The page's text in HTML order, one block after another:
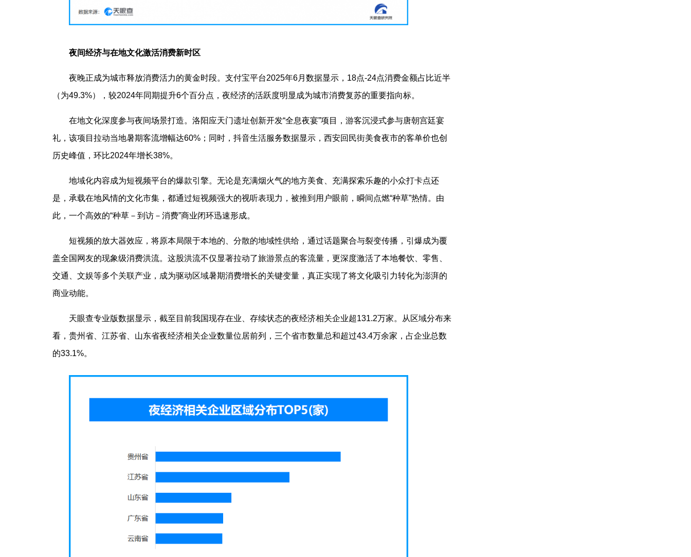
夜间经济与在地文化激活消费新时区
夜晚正成为城市释放消费活力的黄金时段。支付宝平台2025年6月数据显示，18点-24点消费金额占比近半
（为49.3%），较2024年同期提升6个百分点，夜经济的活跃度明显成为城市消费复苏的重要指向标。
在地文化深度参与夜间场景打造。洛阳应天门遗址创新开发“全息夜宴”项目，游客沉浸式参与唐朝宫廷宴
礼，该项目拉动当地暑期客流增幅达60%；同时，抖音生活服务数据显示，西安回民街美食夜市的客单价也创
历史峰值，环比2024年增长38%。
地域化内容成为短视频平台的爆款引擎。无论是充满烟火气的地方美食、充满探索乐趣的小众打卡点还
是，承载在地风情的文化市集，都通过短视频强大的视听表现力，被推到用户眼前，瞬间点燃“种草”热情。由
此，一个高效的“种草－到访－消费”商业闭环迅速形成。
短视频的放大器效应，将原本局限于本地的、分散的地域性供给，通过话题聚合与裂变传播，引爆成为覆
盖全国网友的现象级消费洪流。这股洪流不仅显著拉动了旅游景点的客流量，更深度激活了本地餐饮、零售、
交通、文娱等多个关联产业，成为驱动区域暑期消费增长的关键变量，真正实现了将文化吸引力转化为澎湃的
商业动能。
天眼查专业版数据显示，截至目前我国现存在业、存续状态的夜经济相关企业超131.2万家。从区域分布来
看，贵州省、江苏省、山东省夜经济相关企业数量位居前列，三个省市数量总和超过43.4万余家，占企业总数
的33.1%。